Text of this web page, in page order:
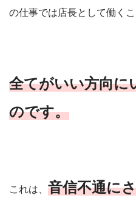
の仕事では店長として働くこ
全てがいい方向に
のです。
これは、 音信不通に